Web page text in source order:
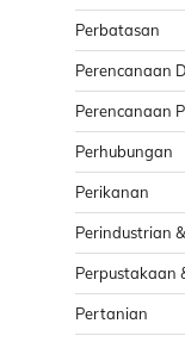
Perbatasan
Perencanaan
Perencanaan
Perhubungan
Perikanan
Perindustrian
Perpustakaan
Pertanian